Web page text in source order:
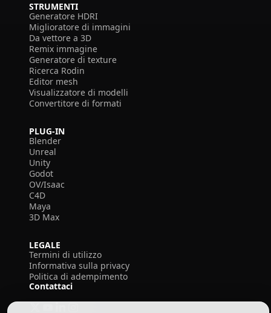
STRUMENTI
Generatore HDRI
Miglioratore di immagini
Da vettore a 3D
Remix immagine
Generatore di texture
Ricerca Rodin
Editor mesh
Visualizzatore di modelli
Convertitore di formati
PLUG-IN
Blender
Unreal
Unity
Godot
OV/Isaac
C4D
Maya
3D Max
LEGALE
Termini di utilizzo
Informativa sulla privacy
Politica di adempimento
Contattaci